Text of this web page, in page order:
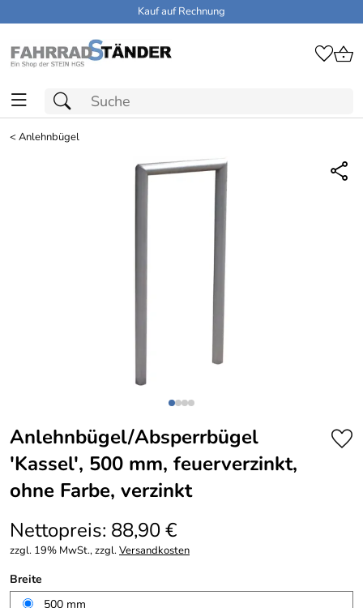
Kauf auf Rechnung
<Anlehnbügel
Anlehnbügel/Absperrbügel
'Kassel', 500 mm, feuerverzinkt,
ohne Farbe, verzinkt
Nettopreis: 88,90 €
zzgl. 19% MwSt., zzgl.Versandkosten
Breite
500 mm